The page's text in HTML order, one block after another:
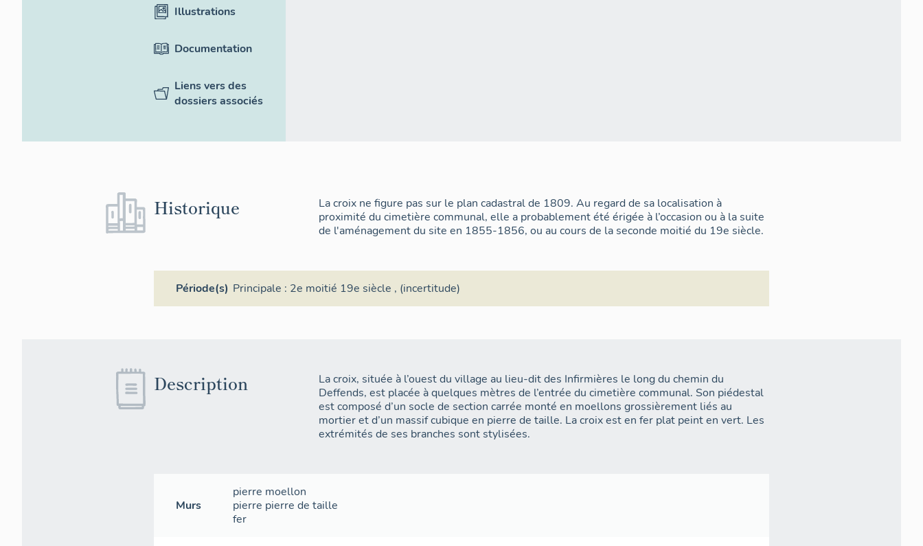
Illustrations
Documentation
Liens vers des
dossiers associés
Historique
La croix ne figure pas sur le plan cadastral de 1809. Au regard de sa localisation à
proximité du cimetière communal, elle a probablement été érigée à l’occasion ou à la suite
de l'aménagement du site en 1855-1856, ou au cours de la seconde moitié du 19e siècle.
Période(s) Principale : 2e moitié 19e siècle , (incertitude)
Description
La croix, située à l’ouest du village au lieu-dit des Infirmières le long du chemin du
Deffends, est placée à quelques mètres de l’entrée du cimetière communal. Son piédestal
est composé d’un socle de section carrée monté en moellons grossièrement liés au
mortier et d’un massif cubique en pierre de taille. La croix est en fer plat peint en vert. Les
extrémités de ses branches sont stylisées.
Murs
pierre moellon
pierre pierre de taille
fer